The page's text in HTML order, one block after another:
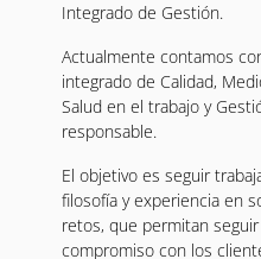
Integrado de Gestión.
Actualmente contamos
integrado de Calidad,
Salud en el trabajo y
responsable.
El objetivo es seguir
filosofía y experiencia en
retos, que permitan
compromiso con los